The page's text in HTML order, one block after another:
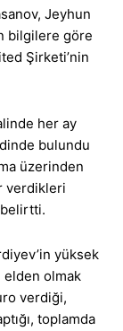
Jeyhun
bilgilere göre
Şirketi’nin
her ay
bulundu
üzerinden
verdikleri
yüksek
elden olmak
verdiği,
toplamda